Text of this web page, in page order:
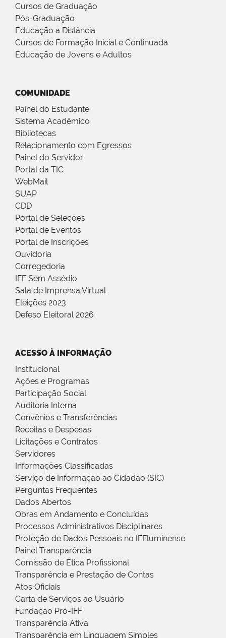
Cursos de Graduação
Pós-Graduação
Educação a Distância
Cursos de Formação Inicial e Continuada
Educação de Jovens e Adultos
COMUNIDADE
Painel do Estudante
Sistema Acadêmico
Bibliotecas
Relacionamento com Egressos
Painel do Servidor
Portal da TIC
WebMail
SUAP
CDD
Portal de Seleções
Portal de Eventos
Portal de Inscrições
Ouvidoria
Corregedoria
IFF Sem Assédio
Sala de Imprensa Virtual
Eleições 2023
Defeso Eleitoral 2026
ACESSO À INFORMAÇÃO
Institucional
Ações e Programas
Participação Social
Auditoria Interna
Convênios e Transferências
Receitas e Despesas
Licitações e Contratos
Servidores
Informações Classificadas
Serviço de Informação ao Cidadão (SIC)
Perguntas Frequentes
Dados Abertos
Obras em Andamento e Concluídas
Processos Administrativos Disciplinares
Proteção de Dados Pessoais no IFFluminense
Painel Transparência
Comissão de Ética Profissional
Transparência e Prestação de Contas
Atos Oficiais
Carta de Serviços ao Usuário
Fundação Pró-IFF
Transparência Ativa
Transparência em Linguagem Simples